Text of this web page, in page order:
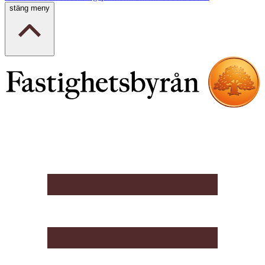
stäng meny